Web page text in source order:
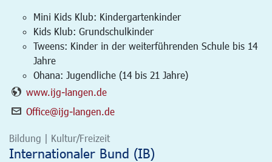
Mini Kids Klub: Kindergartenkinder
Kids Klub: Grundschulkinder
Tweens: Kinder in der weiterführenden Schule bis 14
Jahre
Ohana: Jugendliche (14 bis 21 Jahre)
www.ijg-langen.de
Office@ijg-langen.de
Bildung | Kultur/Freizeit
Internationaler Bund (IB)